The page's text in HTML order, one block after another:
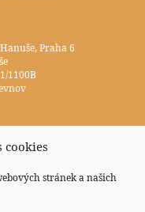
cookies
stránek a našich
Praha 6
1100B